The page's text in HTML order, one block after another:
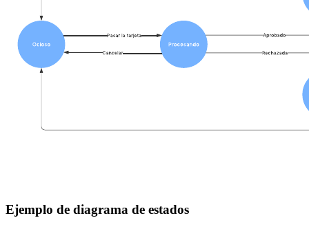
Ejemplo de diagrama de estados